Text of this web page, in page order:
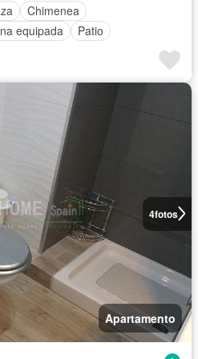
Chimenea
equipada Patio
4fotos
Apartamento